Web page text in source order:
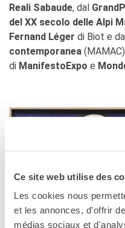
Ce site web utilise des
Les cookies nous
et les annonces, d'offrir
médias sociaux et
Reali Sabaude, dal
del XX secolo delle Alpi
Fernand Léger di Biot e dal
contemporanea
di ManifestoExpo e